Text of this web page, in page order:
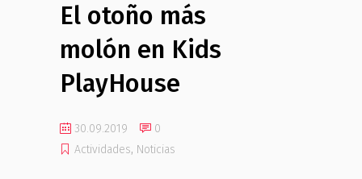
El otoño más
molón en Kids
PlayHouse
30.09.2019
0
Actividades, Noticias